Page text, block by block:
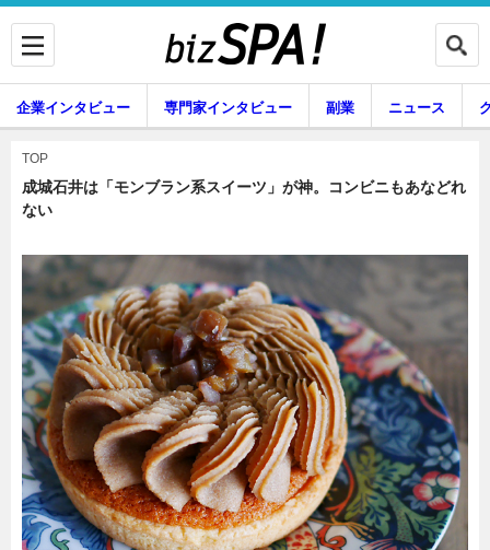
企業インタビュー 専門家インタビュー
副業 ニュース
グルメ スキル
暮らし エンタメ
企業インタビュー 専門家インタビュー 副業 ニュース
暮らし
TOP
成城石井は「モンブラン系スイーツ」が神。コンビニもあなどれ
ない